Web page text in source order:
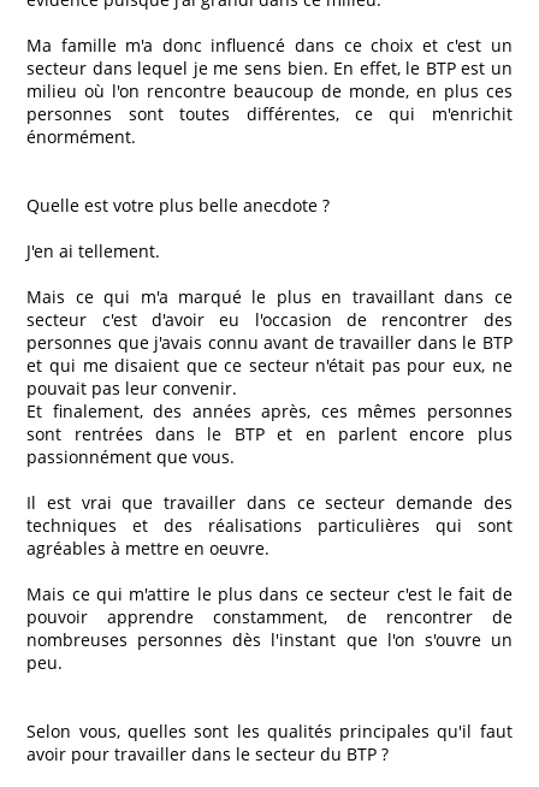
Ma famille m'a donc influencé dans ce choix et c'est un
secteur dans lequel je me sens bien. En effet, le BTP est un
milieu où l'on rencontre beaucoup de monde, en plus ces
personnes sont toutes différentes, ce qui m'enrichit
énormément.
Quelle est votre plus belle anecdote ?
J'en ai tellement.
Mais ce qui m'a marqué le plus en travaillant dans ce
secteur c'est d'avoir eu l'occasion de rencontrer des
personnes que j'avais connu avant de travailler dans le BTP
et qui me disaient que ce secteur n'était pas pour eux, ne
pouvait pas leur convenir.
Et finalement, des années après, ces mêmes personnes
sont rentrées dans le BTP et en parlent encore plus
passionnément que vous.
Il est vrai que travailler dans ce secteur demande des
techniques et des réalisations particulières qui sont
agréables à mettre en oeuvre.
Mais ce qui m'attire le plus dans ce secteur c'est le fait de
pouvoir apprendre constamment, de rencontrer de
nombreuses personnes dès l'instant que l'on s'ouvre un
peu.
Selon vous, quelles sont les qualités principales qu'il faut
avoir pour travailler dans le secteur du BTP ?